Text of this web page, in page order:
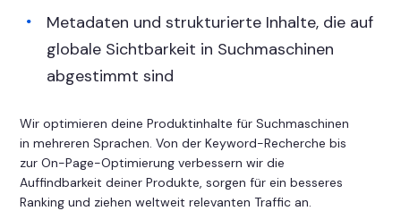
Metadaten und strukturierte Inhalte, die auf
globale Sichtbarkeit in Suchmaschinen
abgestimmt sind
Wir optimieren deine Produktinhalte für Suchmaschinen
in mehreren Sprachen. Von der Keyword-Recherche bis
zur On-Page-Optimierung verbessern wir die
Auffindbarkeit deiner Produkte, sorgen für ein besseres
Ranking und ziehen weltweit relevanten Traffic an.